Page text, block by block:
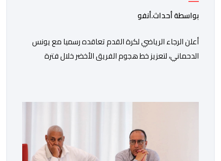
بواسطة أحداث.أنفو
أعلن الرجاء الرياضي لكرة القدم تعاقده رسميا مع يونس
الدحماني، لتعزيز خط هجوم الفريق الأخضر خلال فترة
الطاقم التقني للرجاء لتقديم الإضافة المرجوة في
أداء لافت قدمه اللاعب برفقة اتحاد […]